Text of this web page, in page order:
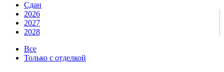
Сдан
2026
2027
2028
Все
Только с отделкой